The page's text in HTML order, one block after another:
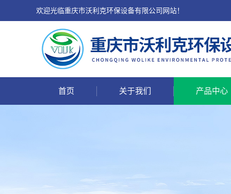
欢迎光临重庆市沃利克环保设备有限公司网站！
首页 关于我们 产品中心